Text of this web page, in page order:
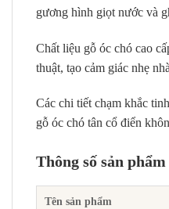
gương hình giọt nước và
Chất liệu gỗ óc chó cao
thuật, tạo cảm giác nhẹ
Các chi tiết chạm khắc
gỗ óc chó tân cổ điển
Thông số sản
Tên sản phẩm